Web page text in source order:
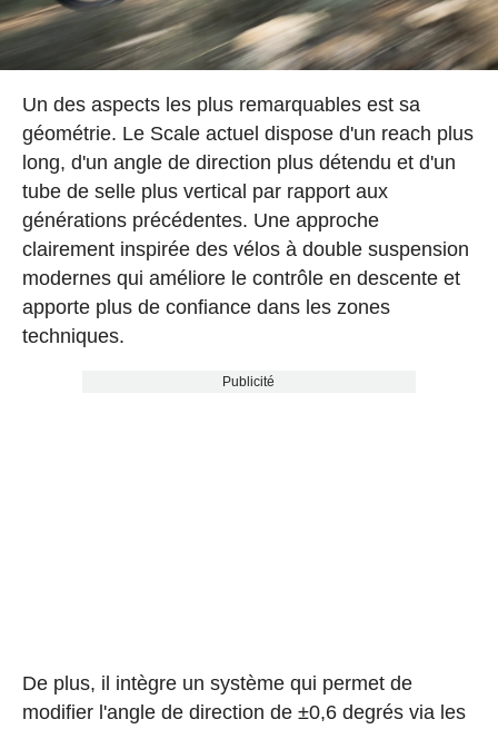
Un des aspects les plus remarquables est sa
géométrie. Le Scale actuel dispose d'un reach plus
long, d'un angle de direction plus détendu et d'un
tube de selle plus vertical par rapport aux
générations précédentes. Une approche
clairement inspirée des vélos à double suspension
modernes qui améliore le contrôle en descente et
apporte plus de confiance dans les zones
techniques.
Publicité
De plus, il intègre un système qui permet de
modifier l'angle de direction de ±0,6 degrés via les